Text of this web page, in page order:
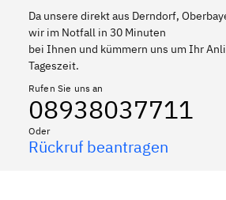
Da unsere direkt aus Derndorf,
wir im Notfall in 30 Minuten
bei Ihnen und kümmern uns um Ihr
Tageszeit.
Rufen Sie uns an
08938037711
Oder
Rückruf beantragen